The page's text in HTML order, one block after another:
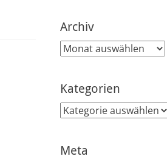
Archiv
Archiv
Kategorien
Kategorien
Meta